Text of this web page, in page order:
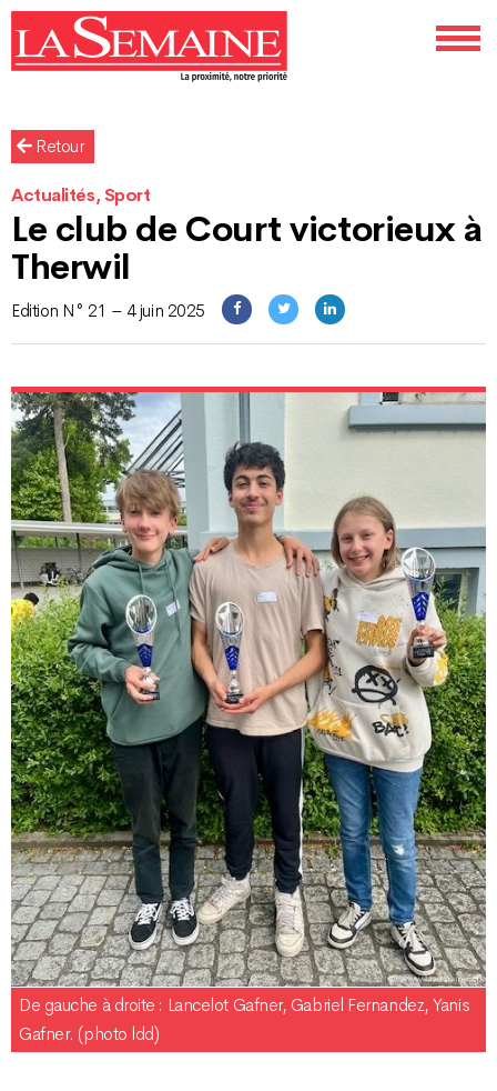
Retour
Actualités, Sport
Le club de Court victorieux à
Therwil
Edition N° 21 – 4 juin 2025
De gauche à droite : Lancelot Gafner, Gabriel Fernandez, Yanis
Gafner. (photo ldd)